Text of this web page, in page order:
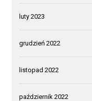
luty 2023
grudzień 2022
listopad 2022
październik 2022